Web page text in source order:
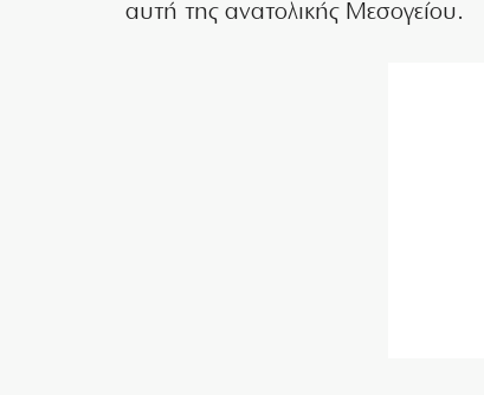
αυτή της ανατολικής Μεσογείου.